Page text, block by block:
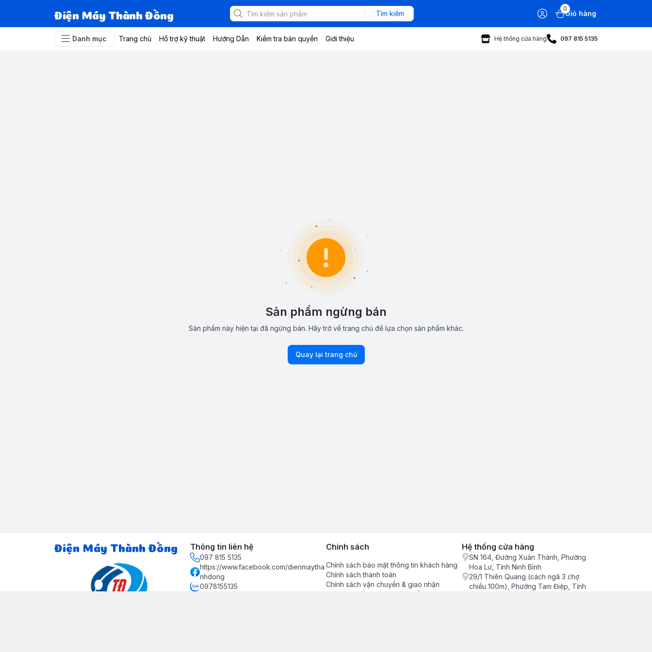
Điện Máy Thành Đồng Tìm kiếm
0
Giỏ hàng
Danh mục Trang chủ Hỗ trợ kỹ thuật Hướng Dẫn Kiểm tra bản quyền Giới thiệu Hệ thống cửa hàng 097 815 5135
Sản phẩm ngừng bán
Sản phẩm này hiện tại đã ngừng bán. Hãy trở về trang chủ để lựa chọn sản phẩm khác.
Quay lại trang chủ
Điện Máy Thành Đồng Thông tin liên hệ
097 815 5135
https://www.facebook.com/dienmaytha
nhdong
0978155135
Chính sách
Chính sách bảo mật thông tin khách hàng
Chính sách thanh toán
Chính sách vận chuyển & giao nhận
Chính sách bảo hành sản phẩm
Hệ thống cửa hàng
SN 164, Đường Xuân Thành, Phường
Hoa Lư, Tỉnh Ninh Bình
29/1 Thiên Quang (cách ngã 3 chợ
chiều 100m), Phường Tam Điệp, Tỉnh